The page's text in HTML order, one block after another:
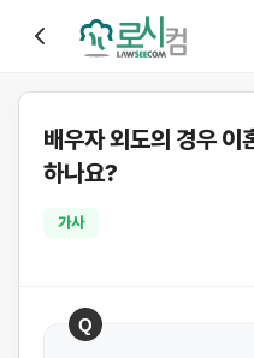
배우자 외도의 경우 이
하나요?
가사
Q